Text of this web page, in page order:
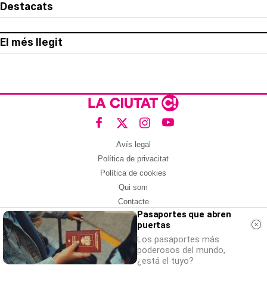
Destacats
El més llegit
Avís legal
Política de privacitat
Política de cookies
Qui som
Contacte
Xarxes socials
Amb col·laboració de:
Pasaportes que abren
puertas
Los pasaportes más
poderosos del mundo,
¿está el tuyo?